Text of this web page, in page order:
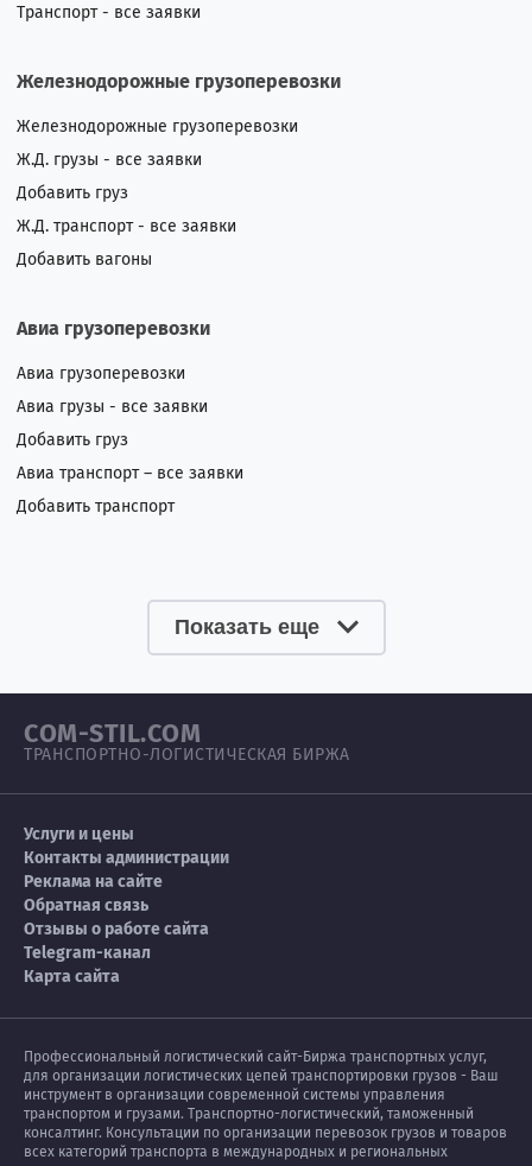
Транспорт - все заявки
Железнодорожные грузоперевозки
Железнодорожные грузоперевозки
Ж.Д. грузы - все заявки
Добавить груз
Ж.Д. транспорт - все заявки
Добавить вагоны
Авиа грузоперевозки
Авиа грузоперевозки
Авиа грузы - все заявки
Добавить груз
Авиа транспорт – все заявки
Добавить транспорт
Показать еще
COM-STIL.COM
ТРАНСПОРТНО-ЛОГИСТИЧЕСКАЯ БИРЖА
Услуги и цены
Контакты администрации
Реклама на сайте
Обратная связь
Отзывы о работе сайта
Telegram-канал
Карта сайта
Профессиональный логистический сайт-Биржа транспортных услуг,
для организации логистических цепей транспортировки грузов - Ваш
инструмент в организации современной системы управления
транспортом и грузами. Транспортно-логистический, таможенный
консалтинг. Консультации по организации перевозок грузов и товаров
всех категорий транспорта в международных и региональных